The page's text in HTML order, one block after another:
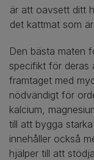
är att oavsett ditt
det kattmat som
Den bästa maten
specifikt för deras
framtaget med
nödvändigt för
kalcium,
till att bygga
innehåller också
hjälper till att